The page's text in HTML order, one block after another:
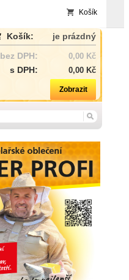
Košík
Košík:
je prázdný
bez DPH:
0,00 Kč
s DPH: 0,00 Kč
Zobrazit